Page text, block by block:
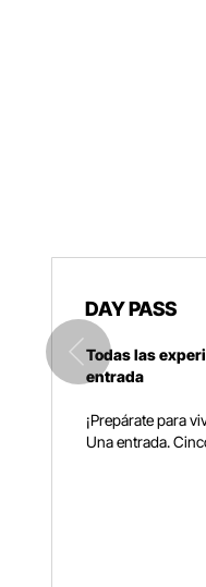
DAY PASS
Todas las
entrada
¡Prepárate para
Una entrada.